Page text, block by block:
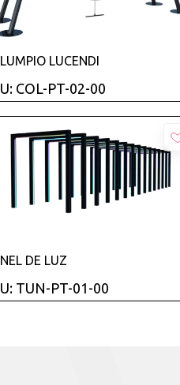
Añadir
LUCENDI
COL-PT-02-00
DE LUZ
TUN-PT-01-00